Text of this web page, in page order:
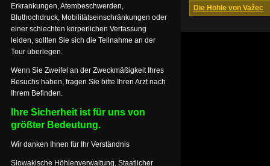
Die Höhle von Važec
Erkrankungen, Atembeschwerden,
Bluthochdruck, Mobilitätseinschränkungen oder
einer schlechten körperlichen Verfassung
leiden, sollten Sie sich die Teilnahme an der
Tour überlegen.
Wenn Sie Zweifel an der Zweckmäßigkeit Ihres
Besuchs haben, fragen Sie bitte Ihren Arzt nach
Ihrem Befinden.
Ihre Sicherheit ist für uns von
größter Bedeutung.
Wir danken Ihnen für Ihr Verständnis
Slowakische Höhlenverwaltung, Staatlicher